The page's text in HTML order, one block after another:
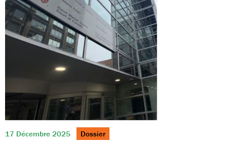
17 Décembre 2025 Dossier